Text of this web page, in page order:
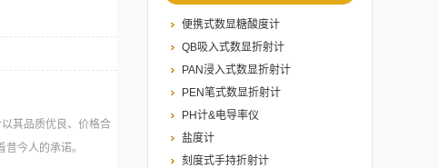
便携式数显糖酸度计
QB吸入式数显折射计
PAN浸入式数显折射计
PEN笔式数显折射计
PH计&电导率仪
盐度计
刻度式手持折射计
其品质优良、价格合
今人的承诺。